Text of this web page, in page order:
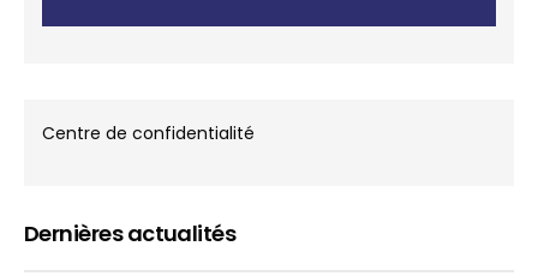
Centre de confidentialité
Dernières actualités